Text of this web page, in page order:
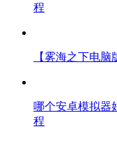
程
【雾海之下电
哪个安卓模拟器
程